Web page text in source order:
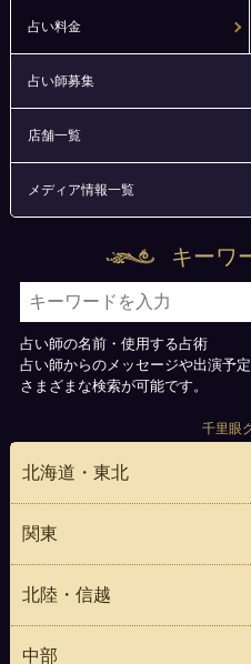
占い料金
占い師募集
店舗一覧
メディア情報一覧
キーワ
占い師の名前・使用する占術
占い師からのメッセージや出演予
さまざまな検索が可能です。
千里眼
北海道・東北
関東
北陸・信越
中部